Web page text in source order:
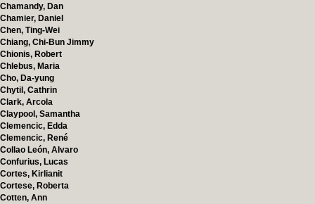
Chamandy, Dan
Chamier, Daniel
Chen, Ting-Wei
Chiang, Chi-Bun Jimmy
Chionis, Robert
Chlebus, Maria
Cho, Da-yung
Chytil, Cathrin
Clark, Arcola
Claypool, Samantha
Clemencic, Edda
Clemencic, René
Collao León, Alvaro
Confurius, Lucas
Cortes, Kirlianit
Cortese, Roberta
Cotten, Ann